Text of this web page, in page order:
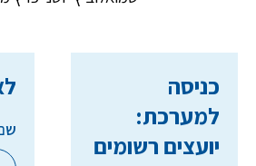
כניסה
למערכת:
יועצים רשומים